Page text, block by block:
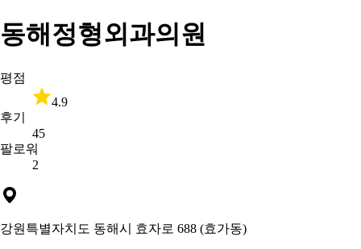
동해정형외과의원
평점
4.9
후기
45
팔로워
2
강원특별자치도 동해시 효자로 688 (효가동)